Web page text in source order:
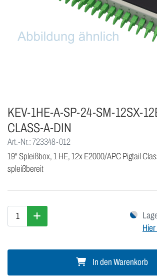
KEV-1HE-A-SP-24-SM-12SX-
CLASS-A-DIN
Art.-Nr.: 723348-012
19" Spleißbox, 1 HE, 12x E2000/APC Pigtail
spleißbereit
In den Warenkorb